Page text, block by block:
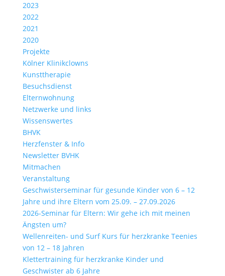
2023
2022
2021
2020
Projekte
Kölner Klinikclowns
Kunsttherapie
Besuchsdienst
Elternwohnung
Netzwerke und links
Wissenswertes
BHVK
Herzfenster & Info
Newsletter BVHK
Mitmachen
Veranstaltung
Geschwisterseminar für gesunde Kinder von 6 – 12
Jahre und ihre Eltern vom 25.09. – 27.09.2026
2026-Seminar für Eltern: Wir gehe ich mit meinen
Ängsten um?
Wellenreiten- und Surf Kurs für herzkranke Teenies
von 12 – 18 Jahren
Klettertraining für herzkranke Kinder und
Geschwister ab 6 Jahre